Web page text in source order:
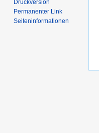
Druckversion
Permanenter Link
Seiten­­informationen